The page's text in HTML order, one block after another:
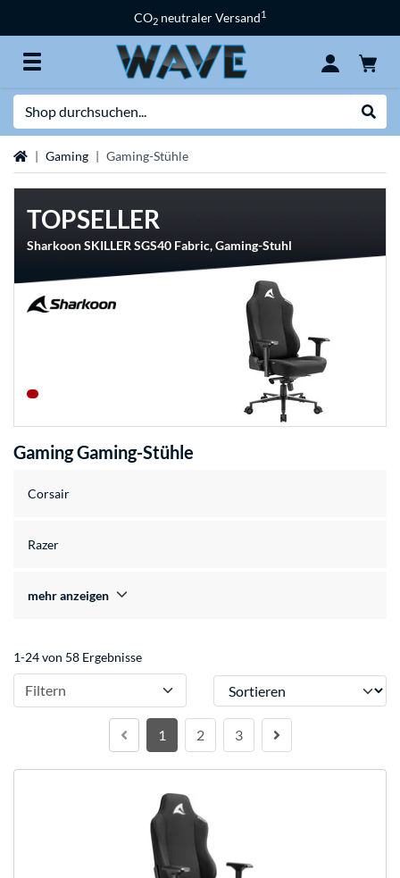
CO2 neutraler Versand1
StartseiteGaming Gaming-Stühle
TOPSELLER
Sharkoon SKILLER SGS40 Fabric, Gaming-Stuhl
Gaming Gaming-Stühle
Corsair
Razer
mehr anzeigen
1-24 von 58 Ergebnisse
Filtern Sortieren
1 2 3